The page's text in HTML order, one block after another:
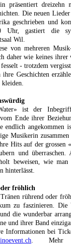
präsentiert dreizehn
Die neuen
geschrieben und
Uhr, gastiert die
Wil.
von mehreren
daher wie keines
- trotzdem
Geschichten
ist der
Ende ihrer
endlich angekommen
Musikerin
Hits auf der grossen
und überraschen.
beweisen, wie
hinterlässt.
fröhlich
rührend oder
zu faszinieren.
die wunderbar
und ihrer Band
Informationen bei
. Mehr